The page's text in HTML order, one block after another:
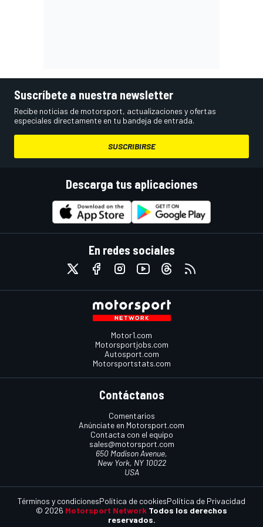
Suscríbete a nuestra newsletter
Recibe noticias de motorsport, actualizaciones y ofertas
especiales directamente en tu bandeja de entrada.
SUSCRIBIRSE
Descarga tus aplicaciones
En redes sociales
Motor1.com
Motorsportjobs.com
Autosport.com
Motorsportstats.com
Contáctanos
Comentarios
Anúnciate en Motorsport.com
Contacta con el equipo
sales@motorsport.com
650 Madison Avenue,
New York, NY 10022
USA
© 2026 Motorsport Network Todos los derechos
reservados.
Términos y condicionesPolítica de cookiesPolítica de Privacidad